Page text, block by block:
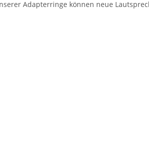
Adapterringe können neue